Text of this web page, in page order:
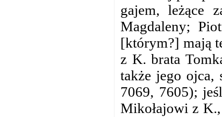
gajem, leżące
Magdaleny;
[którym?] mają
z K. brata
także jego ojca,
7069, 7605);
Mikołajowi z